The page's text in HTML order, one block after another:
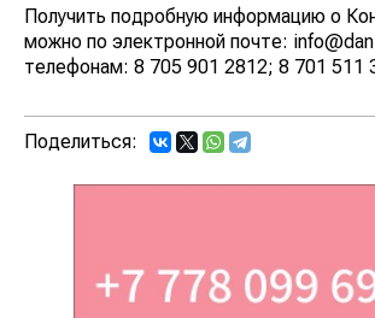
Получить подробную информацию о
можно по электронной почте:
телефонам: 8 705 901 2812; 8 701 511
Поделиться: